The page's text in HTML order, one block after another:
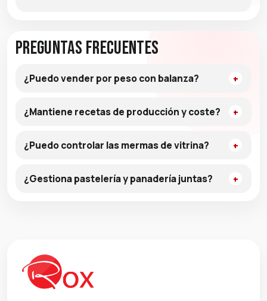
Preguntas frecuentes
¿Puedo vender por peso con balanza?
¿Mantiene recetas de producción y coste?
¿Puedo controlar las mermas de vitrina?
¿Gestiona pastelería y panadería juntas?